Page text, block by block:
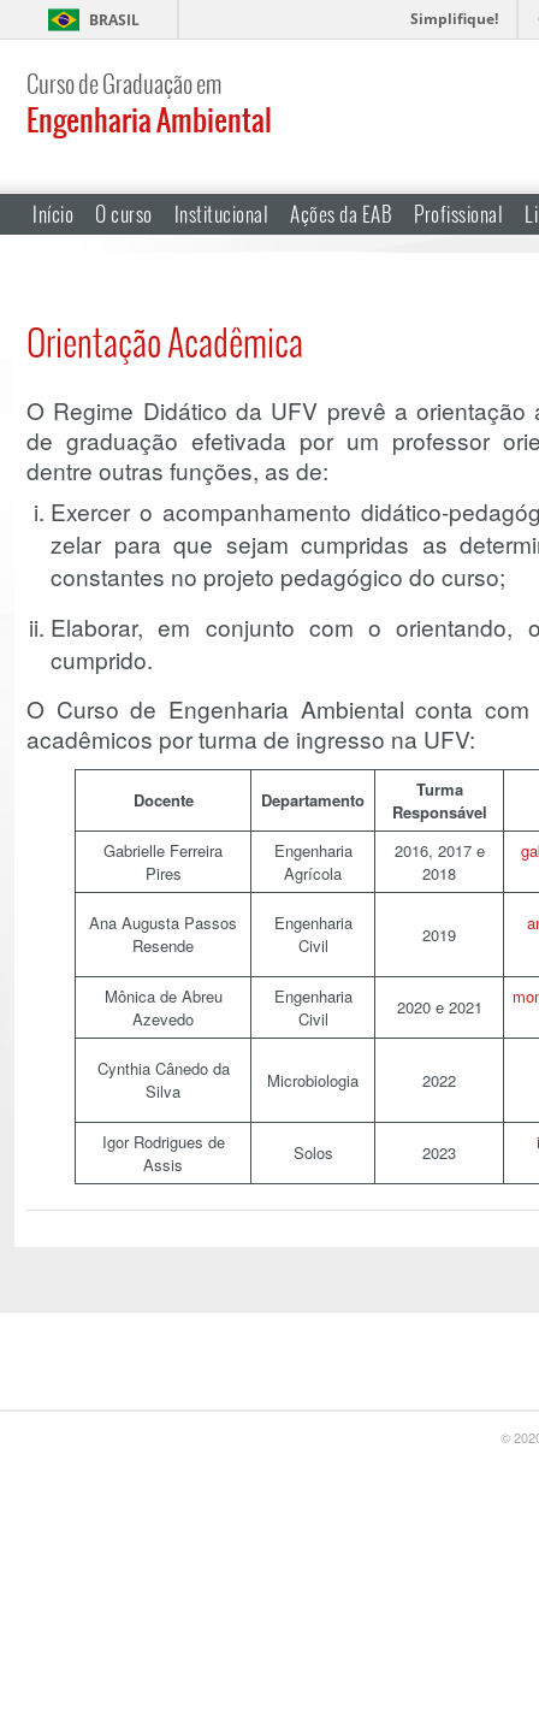
BRASIL Simplifique!
Curso de Graduação em
Engenharia Ambiental
Início O curso Institucional Ações da EAB Profissional
Orientação Acadêmica
O Regime Didático da UFV prevê a orientação
de graduação efetivada por um professor
dentre outras funções, as de:
Exercer o acompanhamento didático-
zelar para que sejam cumpridas as
constantes no projeto pedagógico do curso;
Elaborar, em conjunto com o
cumprido.
O Curso de Engenharia Ambiental conta
acadêmicos por turma de ingresso na UFV:
Docente Departamento
Turma
Responsável
Gabrielle Ferreira
Pires
Engenharia
Agrícola
2016, 2017 e
2018
Ana Augusta Passos
Resende
Engenharia
Civil
2019
Mônica de Abreu
Azevedo
Engenharia
Civil
2020 e 2021
Cynthia Cânedo da
Silva
Microbiologia 2022
Igor Rodrigues de
Assis
Solos 2023
©